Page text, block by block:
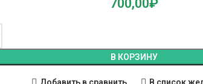
700,00₽
В КОРЗИНУ
Добавить в сравнить В список